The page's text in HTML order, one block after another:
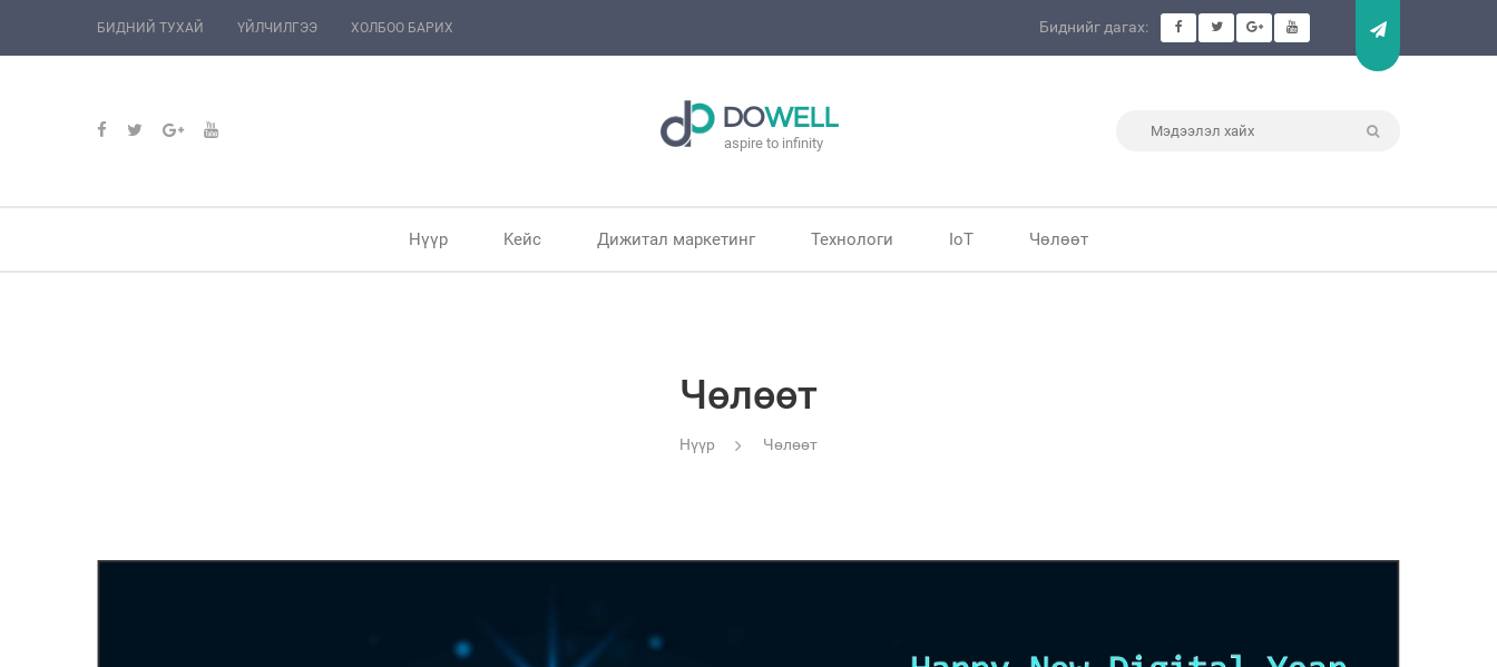
БИДНИЙ ТУХАЙ ҮЙЛЧИЛГЭЭ ХОЛБОО БАРИХ Биднийг дагах:
DOWELL
aspire to infinity
Нүүр Kейс Дижитал маркетинг Технологи IoT Чөлөөт
Чөлөөт
Нүүр Чөлөөт